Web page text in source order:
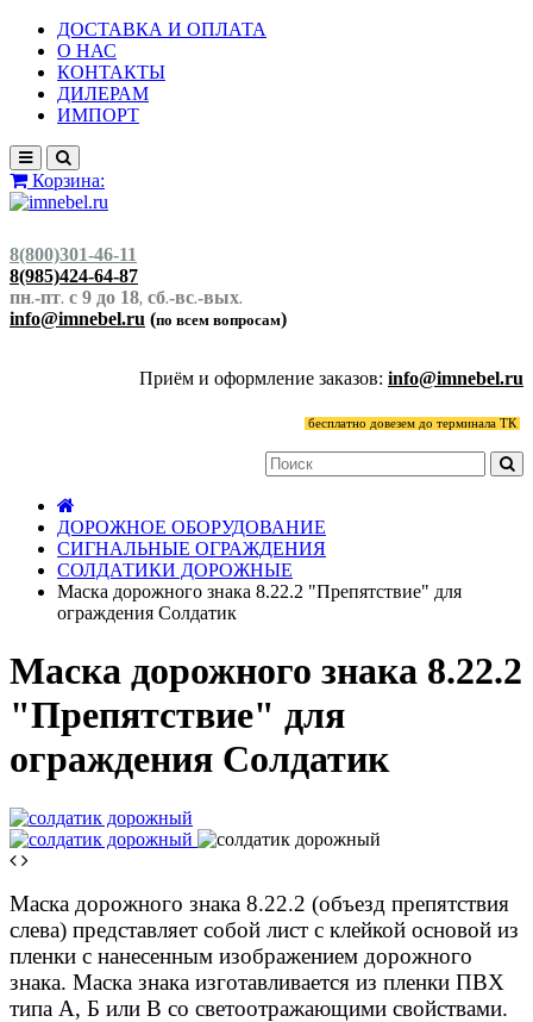
ДОСТАВКА И ОПЛАТА
О НАС
КОНТАКТЫ
ДИЛЕРАМ
ИМПОРТ
Корзина:
8(800)301-46-11
8(985)424-64-87
пн.-пт. с 9 до 18, сб.-вс.-вых.
info@imnebel.ru (по всем вопросам)
Приём и оформление заказов: info@imnebel.ru
бесплатно довезем до терминала ТК
ДОРОЖНОЕ ОБОРУДОВАНИЕ
СИГНАЛЬНЫЕ ОГРАЖДЕНИЯ
СОЛДАТИКИ ДОРОЖНЫЕ
Маска дорожного знака 8.22.2 "Препятствие" для
ограждения Солдатик
Маска дорожного знака 8.22.2
"Препятствие" для
ограждения Солдатик
Маска дорожного знака 8.22.2 (объезд препятствия
слева) представляет собой лист с клейкой основой из
пленки с нанесенным изображением дорожного
знака. Маска знака изготавливается из пленки ПВХ
типа А, Б или В со светоотражающими свойствами.